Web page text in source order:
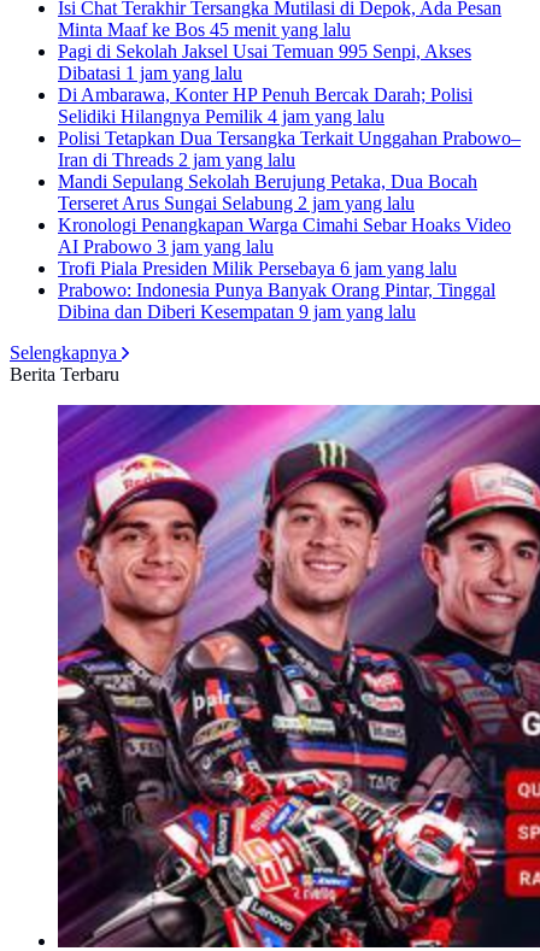
Isi Chat Terakhir Tersangka Mutilasi di Depok, Ada Pesan
Minta Maaf ke Bos 45 menit yang lalu
Pagi di Sekolah Jaksel Usai Temuan 995 Senpi, Akses
Dibatasi 1 jam yang lalu
Di Ambarawa, Konter HP Penuh Bercak Darah; Polisi
Selidiki Hilangnya Pemilik 4 jam yang lalu
Polisi Tetapkan Dua Tersangka Terkait Unggahan Prabowo–
Iran di Threads 2 jam yang lalu
Mandi Sepulang Sekolah Berujung Petaka, Dua Bocah
Terseret Arus Sungai Selabung 2 jam yang lalu
Kronologi Penangkapan Warga Cimahi Sebar Hoaks Video
AI Prabowo 3 jam yang lalu
Trofi Piala Presiden Milik Persebaya 6 jam yang lalu
Prabowo: Indonesia Punya Banyak Orang Pintar, Tinggal
Dibina dan Diberi Kesempatan 9 jam yang lalu
Selengkapnya
Berita Terbaru